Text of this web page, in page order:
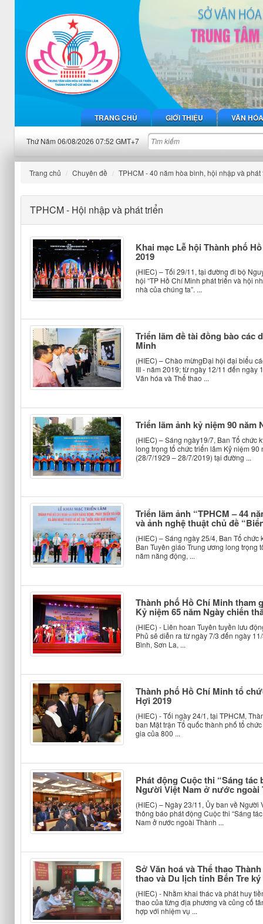
TRANG CHỦ GIỚI THIỆU VĂN HÓA
Thứ Năm 06/08/2026 07:52 GMT+7
Trang chủ Chuyên đề TPHCM - 40 năm hòa bình, hội nhập và phát
TPHCM - Hội nhập và phát triển
Khai mạc Lễ hội Thành phố
2019
(HIEC) – Tối 29/11, tại đường đi bộ
hội “TP Hồ Chí Minh phát triển và hội
nhà của chúng ta”. ...
Triển lãm đề tài đồng bào các
Minh
(HIEC) – Chào mừngĐại hội đại biểu
III - năm 2019; từ ngày 12/11 đến
Văn hóa và Thể thao ...
Triển lãm ảnh kỷ niệm 90 năm
(HIEC) – Sáng ngày19/7, Ban Tổ chức
long trọng tổ chức triển lãm Kỷ niệm
(28/7/1929 – 28/7/2019) tại đường ...
Triển lãm ảnh “TPHCM – 44
và ảnh nghệ thuật chủ đề
(HIEC) – Sáng ngày 25/4, Ban Tổ
Ban Tuyên giáo Trung ương long trọng
năm năng động, ...
Thành phố Hồ Chí Minh tham
Kỷ niệm 65 năm Ngày chiến
(HIEC) - Liên hoan Tuyên tuyền lưu
Phủ sẽ diễn ra từ ngày 7/3 đến ngày
Bình, Sơn La, ...
Thành phố Hồ Chí Minh tổ
Hợi 2019
(HIEC) - Tối ngày 24/1, tại TPHCM,
ban Mặt trận Tổ quốc thành phố tổ
gia của 800 ...
Phát động Cuộc thi “Sáng
Người Việt Nam ở nước ngoài
(HIEC) – Ngày 23/11, Ủy ban về
thông báo phát động Cuộc thi “Sáng
Nam ở nước ngoài Thành ...
Sở Văn hoá và Thể thao
thao và Du lịch tỉnh Bến Tre
(HIEC) - Nhằm khai thác và phát huy
thao của từng địa phương và củng cố
hợp với nhiệm vụ ...